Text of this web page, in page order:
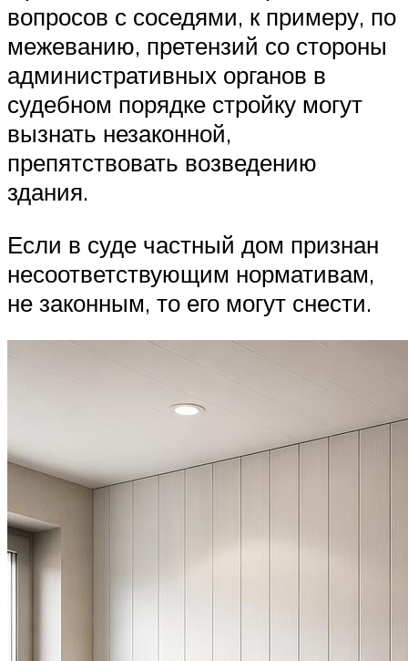
вопросов с соседями, к примеру, по
межеванию, претензий со стороны
административных органов в
судебном порядке стройку могут
вызнать незаконной,
препятствовать возведению
здания.
Если в суде частный дом признан
несоответствующим нормативам,
не законным, то его могут снести.